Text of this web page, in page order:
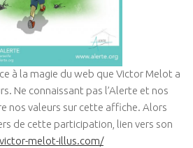
à la magie du web que Victor Melot a
Ne connaissant pas l’Alerte et nos
nos valeurs sur cette affiche. Alors
de cette participation, lien vers son
melot-illus.com/